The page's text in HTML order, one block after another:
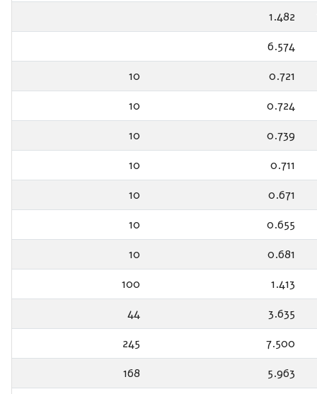
1.482
6.574
0.721
10
0.724
10
0.739
10
0.711
10
0.671
10
0.655
10
0.681
10
1.413
100
3.635
44
7.500
245
5.963
168